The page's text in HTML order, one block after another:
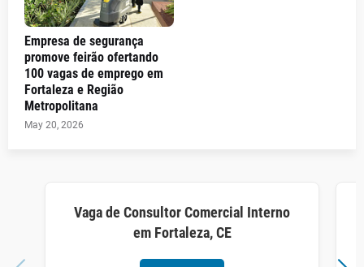
Empresa de segurança
promove feirão ofertando
100 vagas de emprego em
Fortaleza e Região
Metropolitana
May 20, 2026
Vaga de Consultor Comercial Interno
em Fortaleza, CE